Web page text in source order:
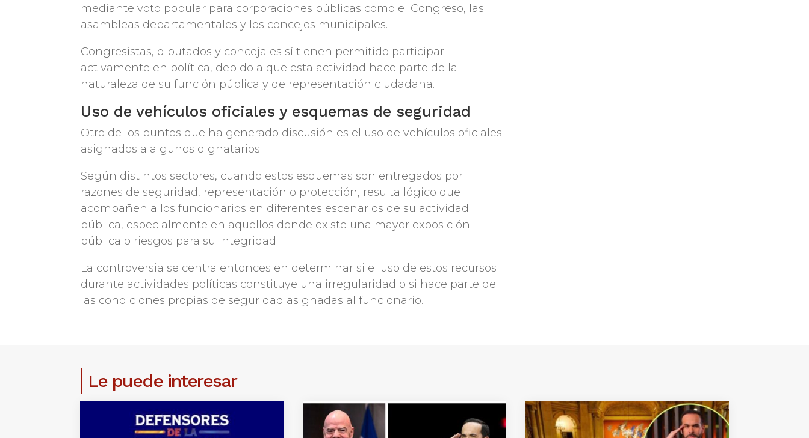
mediante voto popular para corporaciones públicas como el Congreso, las
asambleas departamentales y los concejos municipales.
Congresistas, diputados y concejales sí tienen permitido participar
activamente en política, debido a que esta actividad hace parte de la
naturaleza de su función pública y de representación ciudadana.
Uso de vehículos oficiales y esquemas de seguridad
Otro de los puntos que ha generado discusión es el uso de vehículos oficiales
asignados a algunos dignatarios.
Según distintos sectores, cuando estos esquemas son entregados por
razones de seguridad, representación o protección, resulta lógico que
acompañen a los funcionarios en diferentes escenarios de su actividad
pública, especialmente en aquellos donde existe una mayor exposición
pública o riesgos para su integridad.
La controversia se centra entonces en determinar si el uso de estos recursos
durante actividades políticas constituye una irregularidad o si hace parte de
las condiciones propias de seguridad asignadas al funcionario.
Le puede interesar